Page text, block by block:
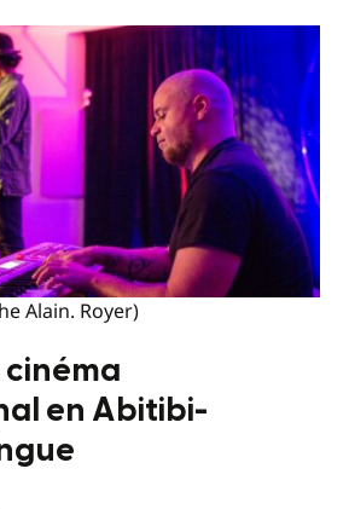
Alain. Royer)
cinéma
en Abitibi-